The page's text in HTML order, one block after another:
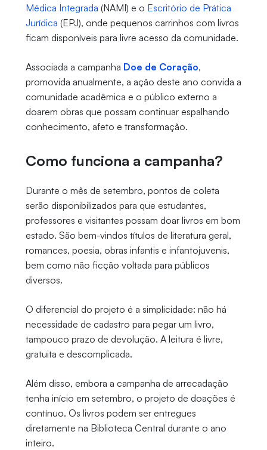
Médica Integrada (NAMI) e o Escritório de Prática
Jurídica (EPJ), onde pequenos carrinhos com livros
ficam disponíveis para livre acesso da comunidade.
Associada a campanha Doe de Coração,
promovida anualmente, a ação deste ano convida a
comunidade acadêmica e o público externo a
doarem obras que possam continuar espalhando
conhecimento, afeto e transformação.
Como funciona a campanha?
Durante o mês de setembro, pontos de coleta
serão disponibilizados para que estudantes,
professores e visitantes possam doar livros em bom
estado. São bem-vindos títulos de literatura geral,
romances, poesia, obras infantis e infantojuvenis,
bem como não ficção voltada para públicos
diversos.
O diferencial do projeto é a simplicidade: não há
necessidade de cadastro para pegar um livro,
tampouco prazo de devolução. A leitura é livre,
gratuita e descomplicada.
Além disso, embora a campanha de arrecadação
tenha início em setembro, o projeto de doações é
contínuo. Os livros podem ser entregues
diretamente na Biblioteca Central durante o ano
inteiro.